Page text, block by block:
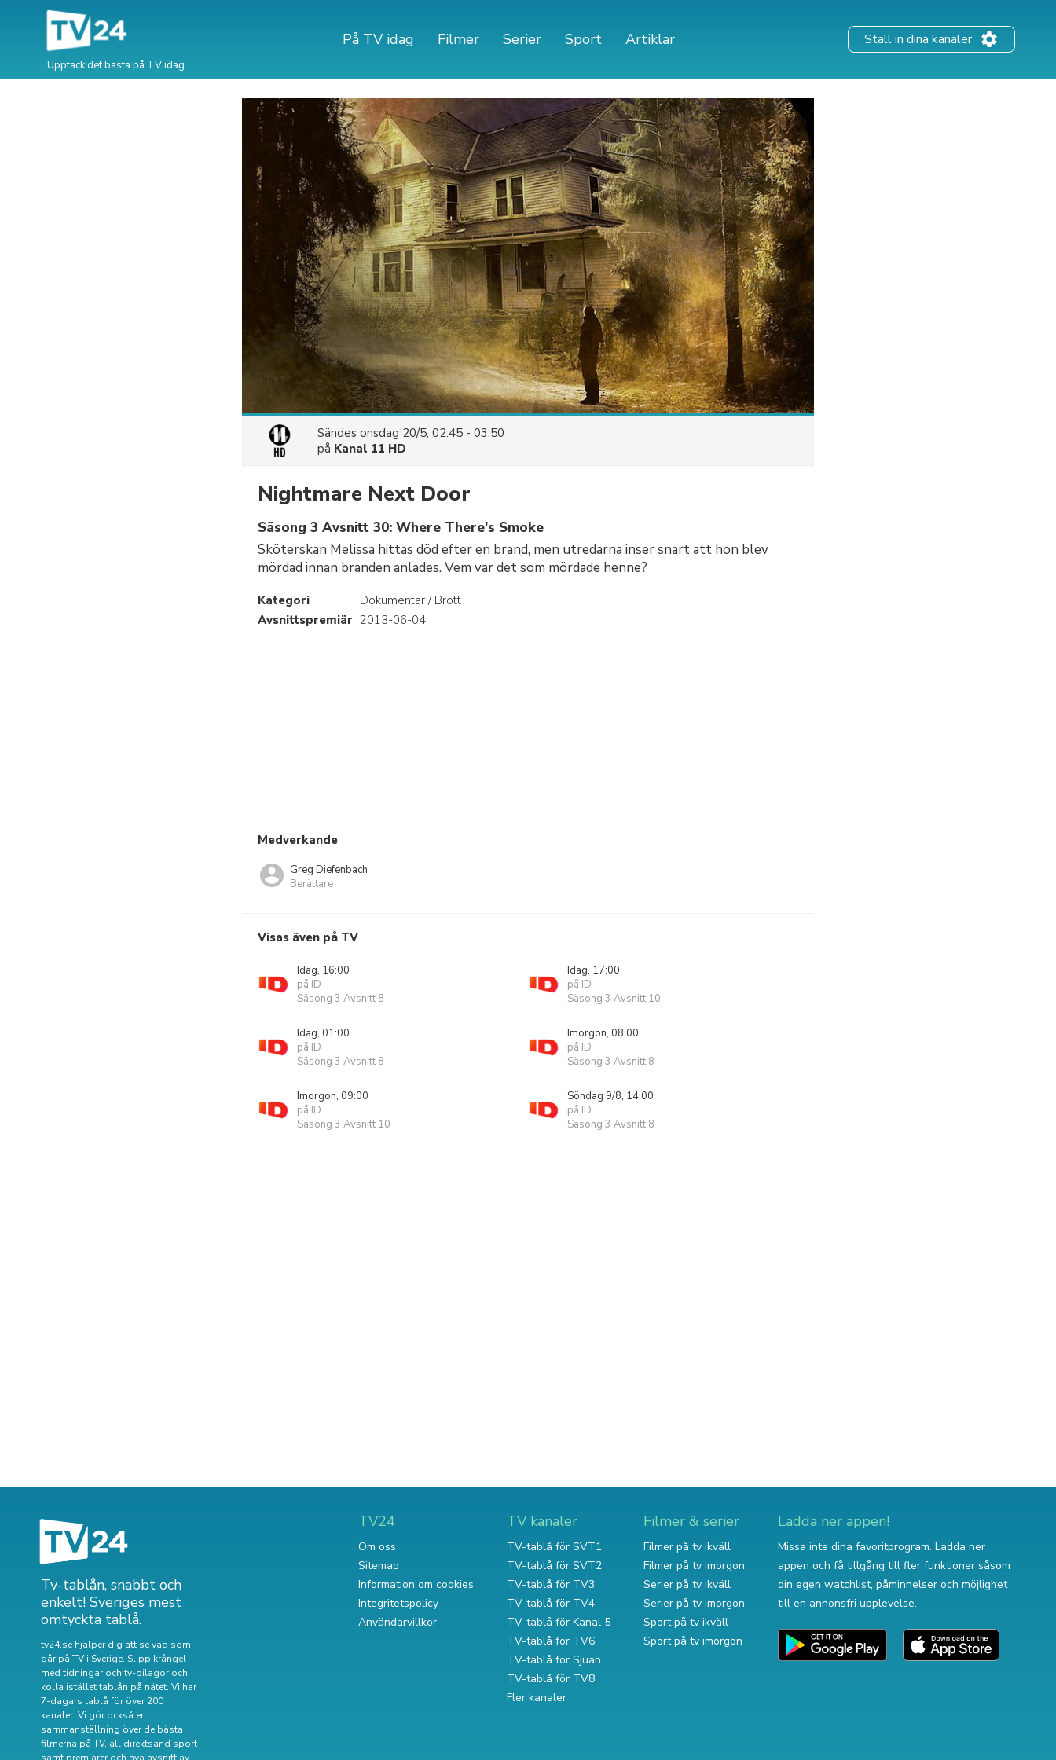
Upptäck det bästa på TV idag
På TV idag Filmer Serier Sport Artiklar Ställ in dina kanaler
Sändes onsdag 20/5, 02:45 - 03:50
på Kanal 11 HD
Nightmare Next Door
Säsong 3 Avsnitt 30: Where There's Smoke
Sköterskan Melissa hittas död efter en brand, men utredarna inser snart att hon blev
mördad innan branden anlades. Vem var det som mördade henne?
Kategori
Dokumentär / Brott
Avsnittspremiär 2013-06-04
Medverkande
Greg Diefenbach
Berättare
Visas även på TV
Idag, 16:00
på ID
Säsong 3 Avsnitt 8
Idag, 17:00
på ID
Säsong 3 Avsnitt 10
Idag, 01:00
på ID
Säsong 3 Avsnitt 8
Imorgon, 08:00
på ID
Säsong 3 Avsnitt 8
Imorgon, 09:00
på ID
Säsong 3 Avsnitt 10
Söndag 9/8, 14:00
på ID
Säsong 3 Avsnitt 8
Tv-tablån, snabbt och
enkelt! Sveriges mest
omtyckta tablå.
tv24.se hjälper dig att se vad som
går på TV i Sverige. Slipp krångel
med tidningar och tv-bilagor och
kolla istället tablån på nätet. Vi har
7-dagars tablå för över 200
kanaler. Vi gör också en
sammanställning överde bästa
filmerna på TV, all direktsänd sport
TV24
Om oss
Sitemap
Information om cookies
Integritetspolicy
Användarvillkor
TV kanaler
TV-tablå för SVT1
TV-tablå för SVT2
TV-tablå för TV3
TV-tablå för TV4
TV-tablå för Kanal 5
TV-tablå för TV6
TV-tablå för Sjuan
TV-tablå för TV8
Fler kanaler
Filmer & serier
Filmer på tv ikväll
Filmer på tv imorgon
Serier på tv ikväll
Serier på tv imorgon
Sport på tv ikväll
Sport på tv imorgon
Ladda ner appen!
Missa inte dina favoritprogram. Ladda ner
appen och få tillgång till fler funktioner såsom
din egen watchlist, påminnelser och möjlighet
till en annonsfri upplevelse.